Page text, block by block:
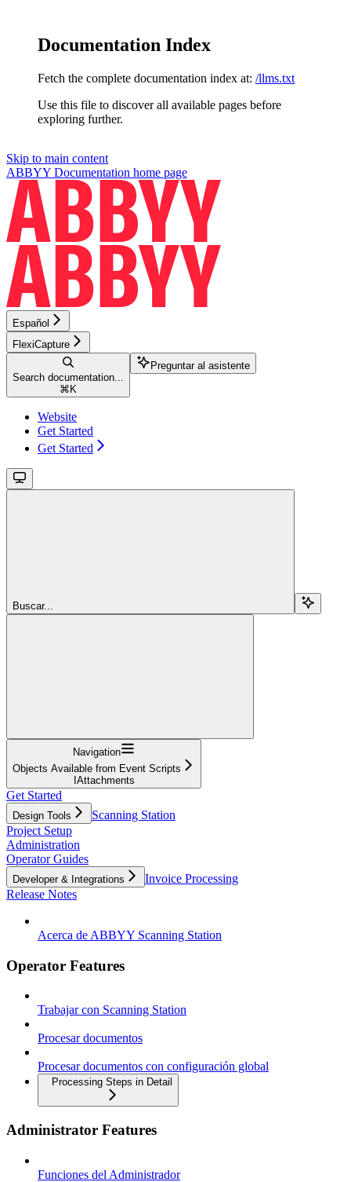
Documentation Index
Fetch the complete documentation index at: /llms.txt
Use this file to discover all available pages before
exploring further.
Skip to main content
ABBYY Documentation home page
Español
FlexiCapture
Search documentation...
⌘ K
Preguntar al asistente
Website
Get Started
Get Started
Buscar...
Navigation
Objects Available from Event Scripts
IAttachments
Get Started
Design Tools
Scanning Station
Project Setup
Administration
Operator Guides
Developer & Integrations
Invoice Processing
Release Notes
Acerca de ABBYY Scanning Station
Operator Features
Trabajar con Scanning Station
Procesar documentos
Procesar documentos con configuración global
Processing Steps in Detail
Administrator Features
Funciones del Administrador